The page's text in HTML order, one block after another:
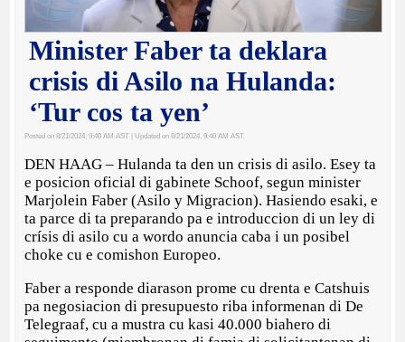
Minister Faber ta deklara
crisis di Asilo na Hulanda:
‘Tur cos ta yen’
Posted on 8/21/2024, 9:40 AM AST | Updated on 8/21/2024, 9:40 AM AST
DEN HAAG – Hulanda ta den un crisis di asilo. Esey ta
e posicion oficial di gabinete Schoof, segun minister
Marjolein Faber (Asilo y Migracion). Hasiendo esaki, e
ta parce di ta preparando pa e introduccion di un ley di
crísis di asilo cu a wordo anuncia caba i un posibel
choke cu e comishon Europeo.
Faber a responde diarason prome cu drenta e Catshuis
pa negosiacion di presupuesto riba informenan di De
Telegraaf, cu a mustra cu kasi 40.000 biahero di